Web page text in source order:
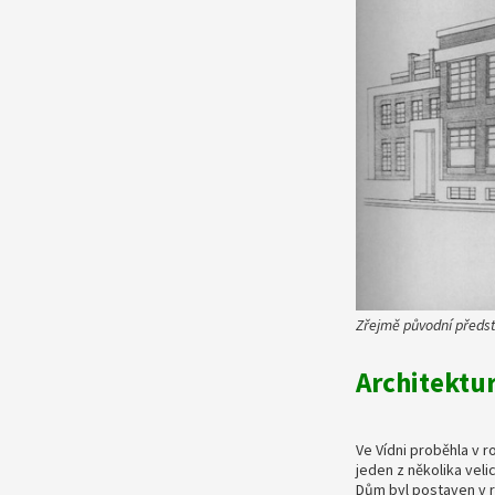
Zřejmě původní
Ve Vídni proběhla v
jeden z několika
Dům byl postaven v